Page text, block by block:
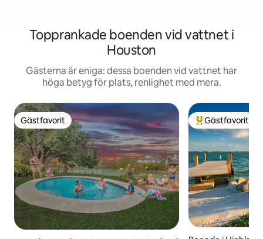
Topprankade boenden vid vattnet i
Houston
Gästerna är eniga: dessa boenden vid vattnet har
höga betyg för plats, renlighet med mera.
Gästfavorit
Gästfavorit Populär
Gästfavorit